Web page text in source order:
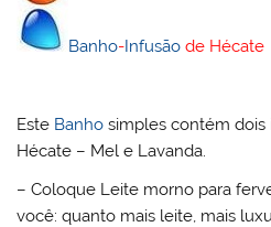
Banho-Infusão de Hécate
Este Banho simples contém dois
Hécate – Mel e Lavanda.
– Coloque Leite morno para
você: quanto mais leite, mais